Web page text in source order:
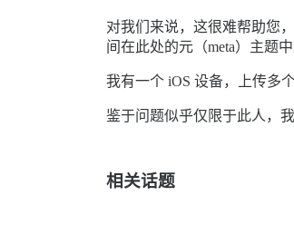
对我们来说，这很难帮助您
间在此处的元（meta）主题
我有一个 iOS 设备，上传多
鉴于问题似乎仅限于此人，
相关话题